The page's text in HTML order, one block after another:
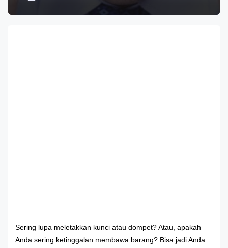
Sering lupa meletakkan kunci atau dompet? Atau, apakah
Anda sering ketinggalan membawa barang? Bisa jadi Anda